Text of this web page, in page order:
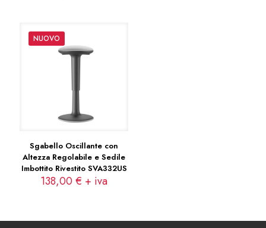
NUOVO
Sgabello Oscillante con
Altezza Regolabile e Sedile
Imbottito Rivestito SVA332US
138,00€ + iva